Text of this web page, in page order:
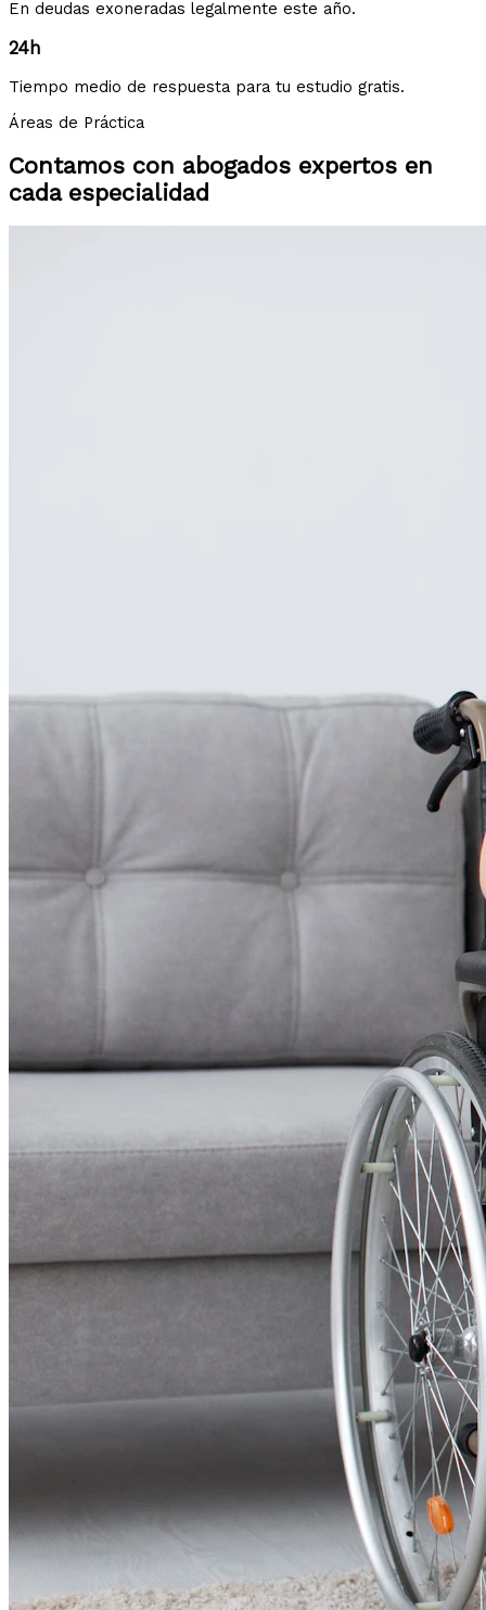
En deudas exoneradas legalmente este año.
24h
Tiempo medio de respuesta para tu estudio gratis.
Áreas de Práctica
Contamos con abogados expertos en
cada especialidad